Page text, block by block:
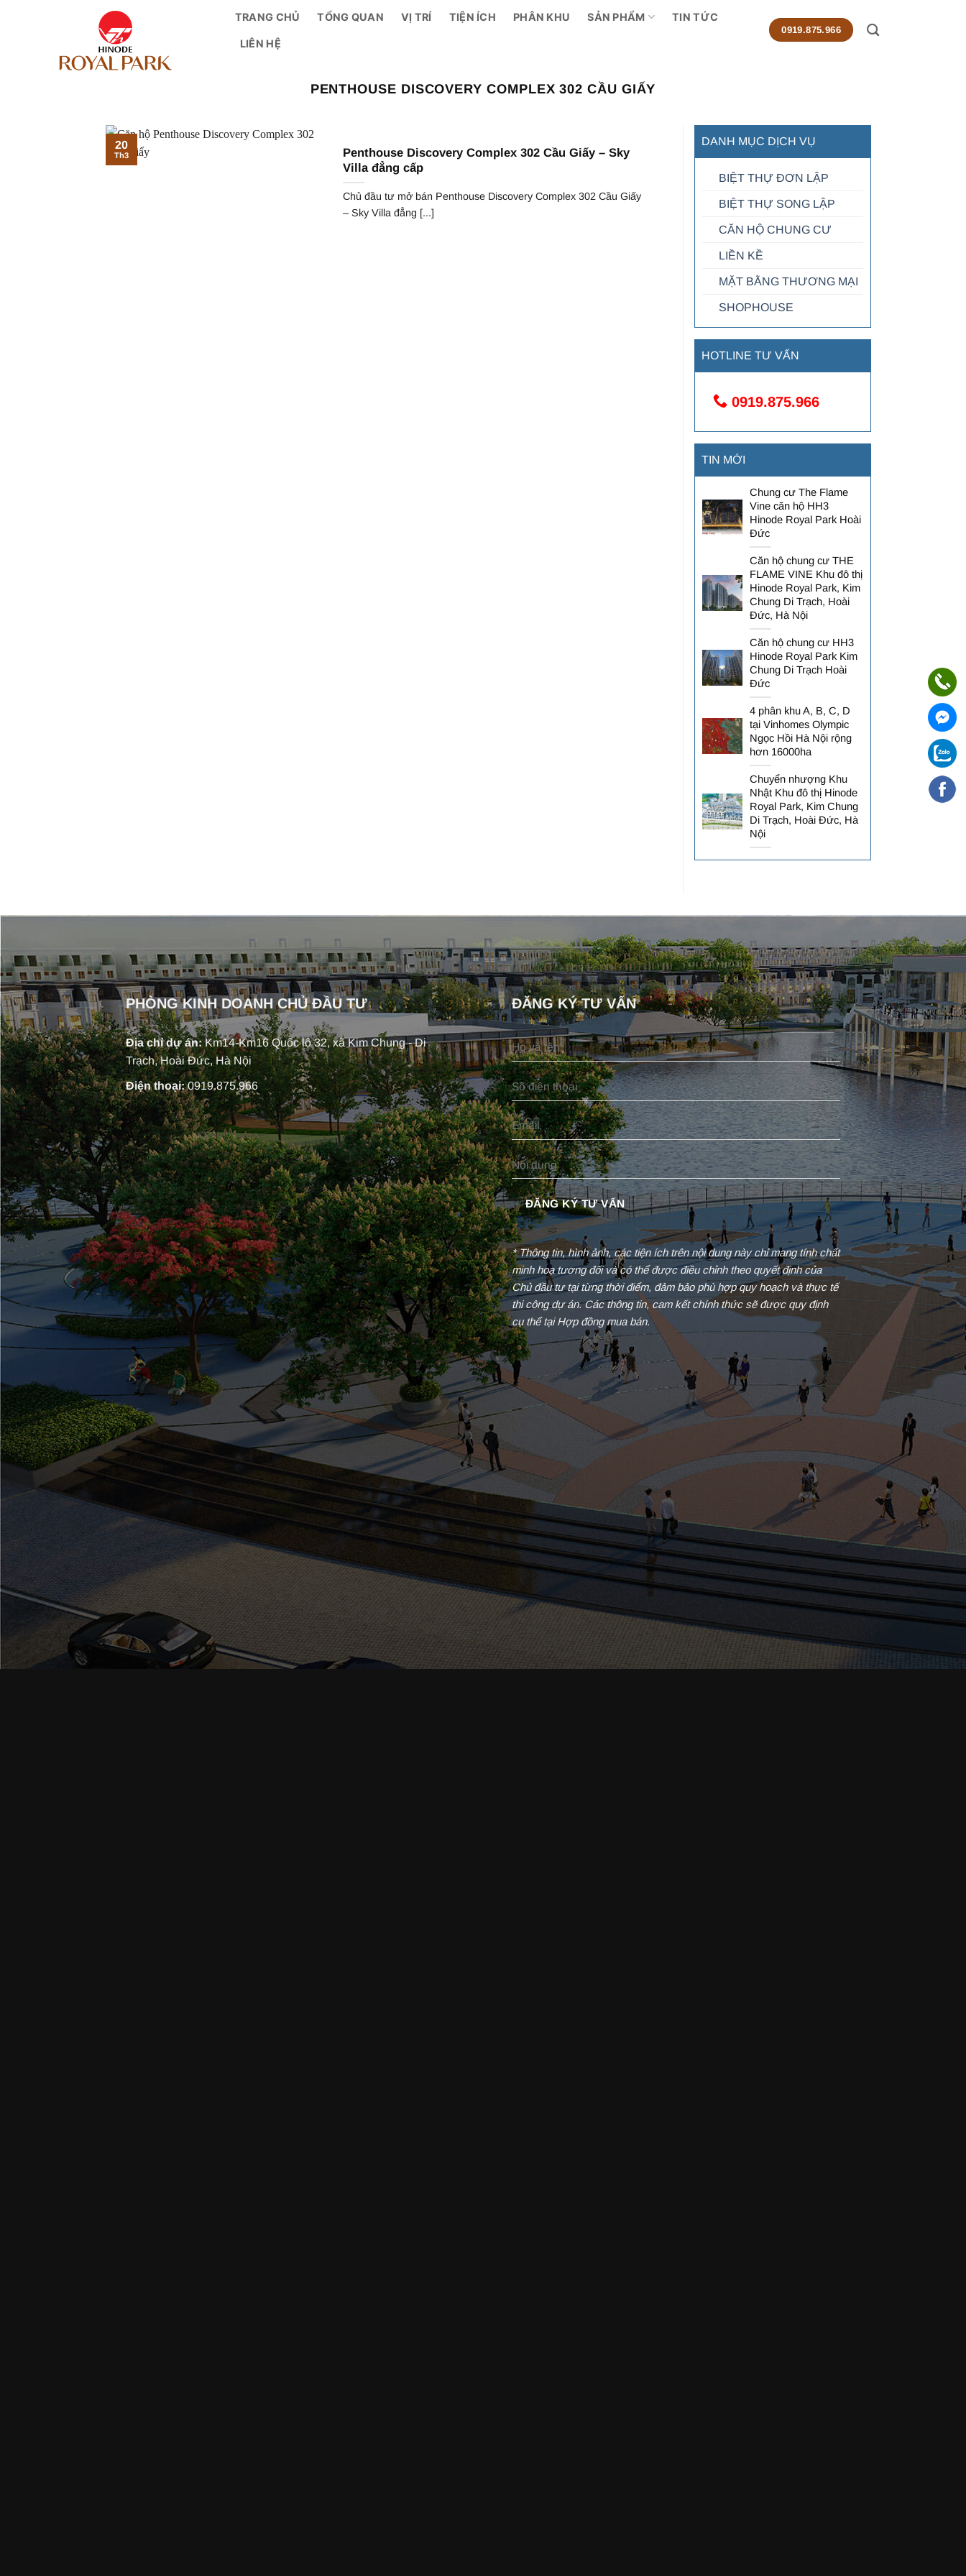
TRANG CHỦ TỔNG QUAN VỊ TRÍ TIỆN ÍCH PHÂN KHU SẢN PHẨM TIN TỨC
LIÊN HỆ
0919.875.966
PENTHOUSE DISCOVERY COMPLEX 302 CẦU GIẤY
Penthouse Discovery Complex 302 Cầu Giấy – Sky
Villa đẳng cấp
Chủ đầu tư mở bán Penthouse Discovery Complex 302 Cầu Giấy
– Sky Villa đẳng [...]
20
Th3
DANH MỤC DỊCH VỤ
BIỆT THỰ ĐƠN LẬP
BIỆT THỰ SONG LẬP
CĂN HỘ CHUNG CƯ
LIỀN KỀ
MẶT BẰNG THƯƠNG MẠI
SHOPHOUSE
HOTLINE TƯ VẤN
0919.875.966
TIN MỚI
Chung cư The Flame
Vine căn hộ HH3
Hinode Royal Park Hoài
Đức
Căn hộ chung cư THE
FLAME VINE Khu đô thị
Hinode Royal Park, Kim
Chung Di Trạch, Hoài
Đức, Hà Nội
Căn hộ chung cư HH3
Hinode Royal Park Kim
Chung Di Trạch Hoài
Đức
4 phân khu A, B, C, D
tại Vinhomes Olympic
Ngọc Hồi Hà Nội rộng
hơn 16000ha
Chuyển nhượng Khu
Nhật Khu đô thị Hinode
Royal Park, Kim Chung
Di Trạch, Hoài Đức, Hà
Nội
PHÒNG KINH DOANH CHỦ ĐẦU TƯ
Địa chỉ dự án:Km14-Km16 Quốc lộ 32, xã Kim Chung - Di
Trạch, Hoài Đức, Hà Nội
Điện thoại:0919.875.966
ĐĂNG KÝ TƯ VẤN
* Thông tin, hình ảnh, các tiện ích trên nội dung này chỉ mang tính chất
minh hoạ tương đối và có thể được điều chỉnh theo quyết định của
Chủ đầu tư tại từng thời điểm, đảm bảo phù hợp quy hoạch và thực tế
thi công dự án. Các thông tin, cam kết chính thức sẽ được quy định
cụ thể tại Hợp đồng mua bán.